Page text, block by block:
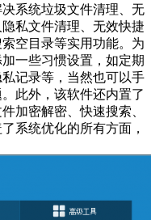
系统垃圾文件清理、无
私文件清理、无效快捷
空目录等实用功能。为
一些习惯设置，如定期
记录等，当然也可以手
此外，该软件还内置了
加密解密、快速搜索、
系统优化的所有方面，